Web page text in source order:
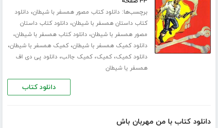
برچسب‌ها:دانلود کتاب مصور همسفر با شیطان،دانلود
کتاب داستان همسفر با شیطان،دانلود کتاب داستان
مصور همسفر با شیطان،دانلود کتاب همسفر با شیطان،
دانلود کمیک همسفر با شیطان،کمیک همسفر با شیطان،
دانلود کمیک،کمیک،کمیک جالب،دانلود پی دی اف
همسفر یا شیطان
دانلود کتاب
دانلود کتاب با من مهربان باش